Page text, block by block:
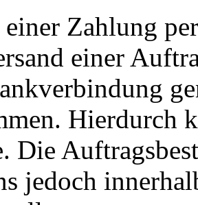
Zahlung
einer
Hierdurch
Die
jedoch